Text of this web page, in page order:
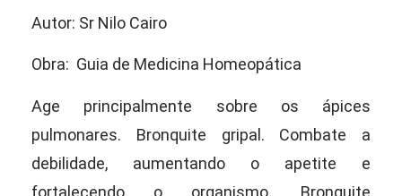
Autor: Sr Nilo Cairo
Obra: Guia de Medicina Homeopática
Age principalmente sobre os ápices
pulmonares. Bronquite gripal. Combate a
debilidade, aumentando o apetite e
fortalecendo o organismo. Bronquite